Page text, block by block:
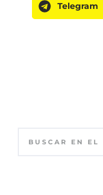
Telegram